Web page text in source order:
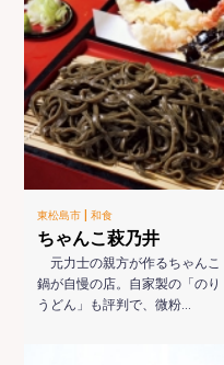
東松島市 |和食
ちゃんこ萩乃井
元力士の親方が作るちゃんこ
鍋が自慢の店。自家製の「のり
うどん」も評判で、微粉…